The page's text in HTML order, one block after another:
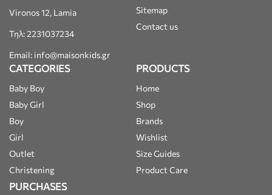
Vironos 12, Lamia
Τηλ: 2231037234
Email: info@maisonkids.gr
Sitemap
Contact us
CATEGORIES
Baby Boy
Baby Girl
Boy
Girl
Outlet
Christening
PRODUCTS
Home
Shop
Brands
Wishlist
Size Guides
Product Care
PURCHASES